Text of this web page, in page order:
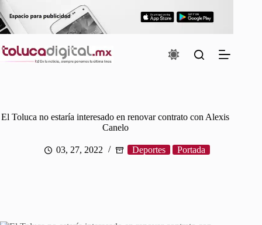
Saltar
al
contenido
El Toluca no estaría interesado en renovar contrato con Alexis
Canelo
03, 27, 2022 Deportes Portada